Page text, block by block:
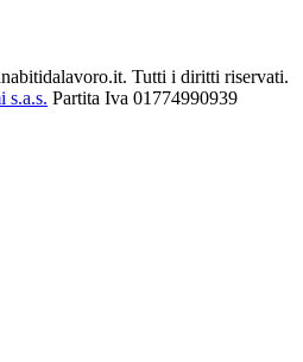
Tutti i diritti riservati.
s.a.s. Partita Iva 01774990939